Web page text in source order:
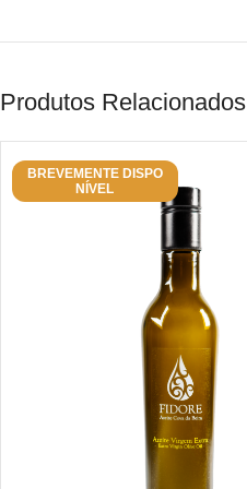
Produtos Relacionados
BREVEMENTE DISPO
NÍVEL